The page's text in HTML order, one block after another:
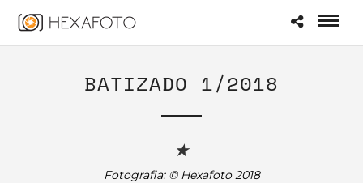
BATIZADO 1/2018
★
Fotografia: © Hexafoto 2018